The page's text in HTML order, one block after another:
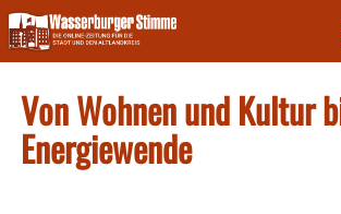
Skip
to
content
Von Wohnen und Kultur
Energiewende